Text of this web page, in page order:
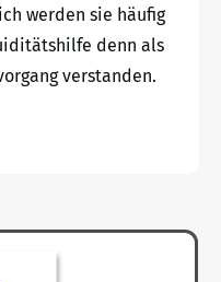
werden sie häufig
denn als
verstanden.